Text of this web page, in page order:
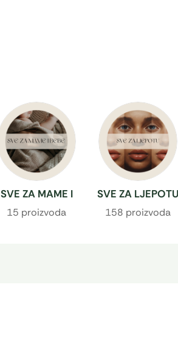
SVE ZA MAME I
BEBE
15 proizvoda
SVE ZA LJEPOTU
158 proizvoda